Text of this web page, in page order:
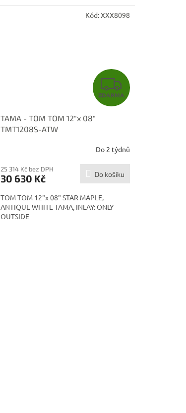
Z
D
R
M
A
ZDARMA
TAMA - TOM TOM 12"x 08"
TMT1208S-ATW
Do 2 týdnů
25 314 Kč bez DPH
30 630 Kč Do košíku
TOM TOM 12"x 08" STAR MAPLE,
ANTIQUE WHITE TAMA, INLAY: ONLY
OUTSIDE
Kód:XXX8098